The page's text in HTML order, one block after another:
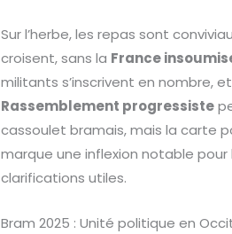
Sur l’herbe, les repas sont
croisent, sans la France
militants s’inscrivent en nombre,
Rassemblement progressiste
cassoulet bramais, mais la carte
marque une inflexion notable pour
clarifications utiles.
Bram 2025 : Unité politique en